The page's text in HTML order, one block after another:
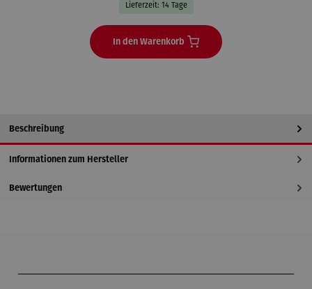
Lieferzeit: 14 Tage
In den Warenkorb
Beschreibung
Informationen zum Hersteller
Bewertungen